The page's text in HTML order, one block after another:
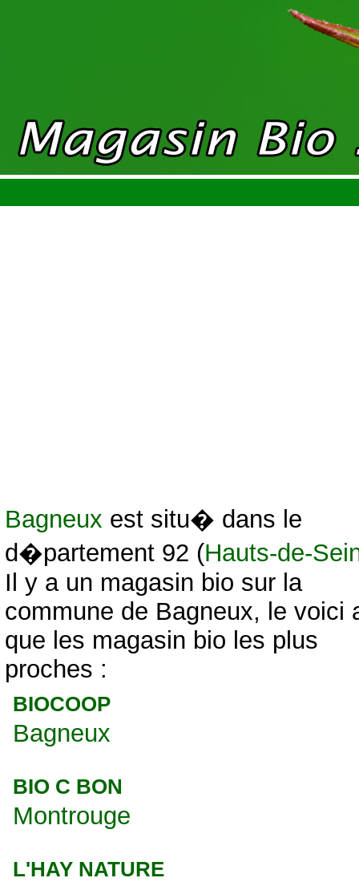
Bagneux est situ� dans le
d�partement 92 (Hauts-de-
Il y a un magasin bio sur la
commune de Bagneux, le voici
que les magasin bio les plus
proches :
BIOCOOP
Bagneux
BIO C BON
Montrouge
L'HAY NATURE